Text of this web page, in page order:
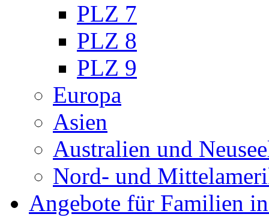
PLZ 7
PLZ 8
PLZ 9
Europa
Asien
Australien und
Nord- und
Angebote für Familien